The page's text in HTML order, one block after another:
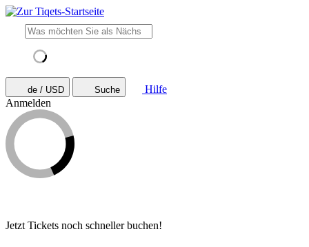
de / USD Suche
Hilfe
Anmelden
Jetzt Tickets noch schneller buchen!